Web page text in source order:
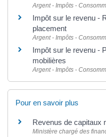
Argent - Impôts -
Impôt sur le revenu -
placement
Argent - Impôts -
Impôt sur le revenu -
mobilières
Argent - Impôts -
Pour en savoir plus
Revenus de capitaux
Ministère chargé des